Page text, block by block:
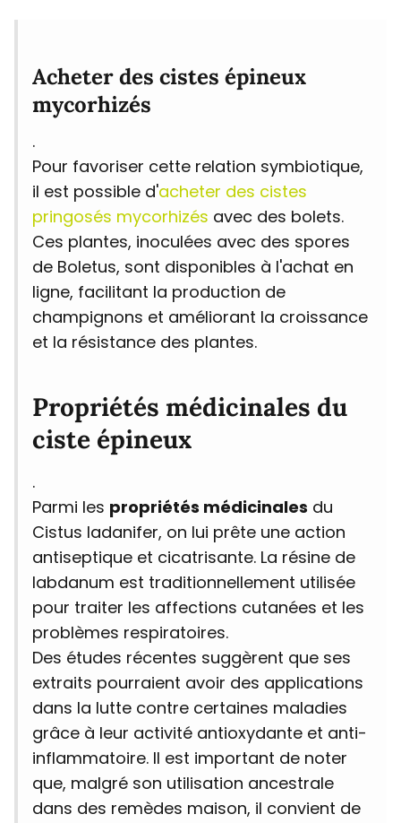
Acheter des cistes épineux
mycorhizés
.
Pour favoriser cette relation symbiotique,
il est possible d'acheter des cistes
pringosés mycorhizés avec des bolets.
Ces plantes, inoculées avec des spores
de Boletus, sont disponibles à l'achat en
ligne, facilitant la production de
champignons et améliorant la croissance
et la résistance des plantes.
Propriétés médicinales du
ciste épineux
.
Parmi les propriétés médicinales du
Cistus ladanifer, on lui prête une action
antiseptique et cicatrisante. La résine de
labdanum est traditionnellement utilisée
pour traiter les affections cutanées et les
problèmes respiratoires.
Des études récentes suggèrent que ses
extraits pourraient avoir des applications
dans la lutte contre certaines maladies
grâce à leur activité antioxydante et anti-
inflammatoire. Il est important de noter
que, malgré son utilisation ancestrale
dans des remèdes maison, il convient de